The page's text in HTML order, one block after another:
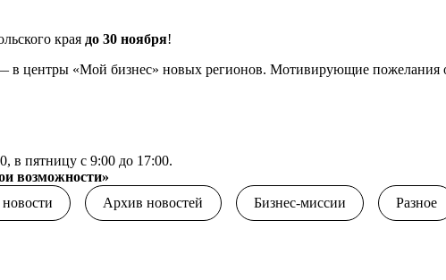
края до 30 ноября!
в центры «Мой бизнес» новых регионов. Мотивирующие пожелания
в пятницу с 9:00 до 17:00.
возможности»
Архив новостей Бизнес-миссии Разное